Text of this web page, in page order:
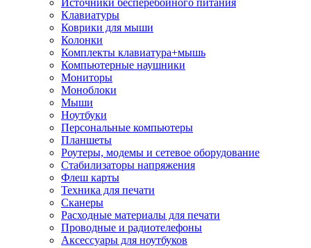
Источники бесперебойного питания
Клавиатуры
Коврики для мыши
Колонки
Комплекты клавиатура+мышь
Компьютерные наушники
Мониторы
Моноблоки
Мыши
Ноутбуки
Персональные компьютеры
Планшеты
Роутеры, модемы и сетевое оборудование
Стабилизаторы напряжения
Флеш карты
Техника для печати
Сканеры
Расходные материалы для печати
Проводные и радиотелефоны
Аксессуары для ноутбуков